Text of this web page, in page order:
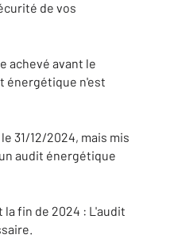
de vos
achevé avant le
énergétique n'est
le 31/12/2024, mais mis
audit énergétique
la fin de 2024 : L'audit